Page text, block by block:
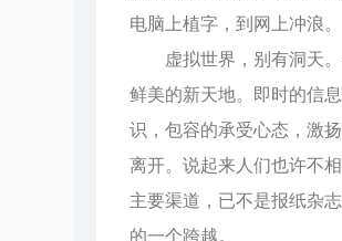
电脑上植字，到网上冲浪。
虚拟世界，别有洞天。
鲜美的新天地。即时的信
识，包容的承受心态，激
离开。说起来人们也许不
主要渠道，已不是报纸杂
的一个跨越。